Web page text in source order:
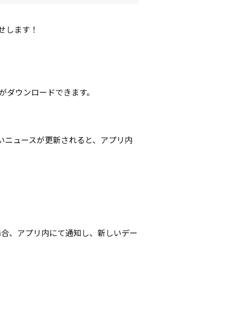
ます！
ウンロードできます。
ュースが更新されると、アプリ内
、アプリ内にて通知し、新しいデー